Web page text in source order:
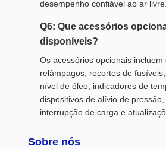
desempenho confiável ao ar livre.
Q6: Que acessórios
disponíveis?
Os acessórios opcionais
relâmpagos, recortes de
nível de óleo, indicadores de
dispositivos de alívio de
interrupção de carga e
Sobre nós